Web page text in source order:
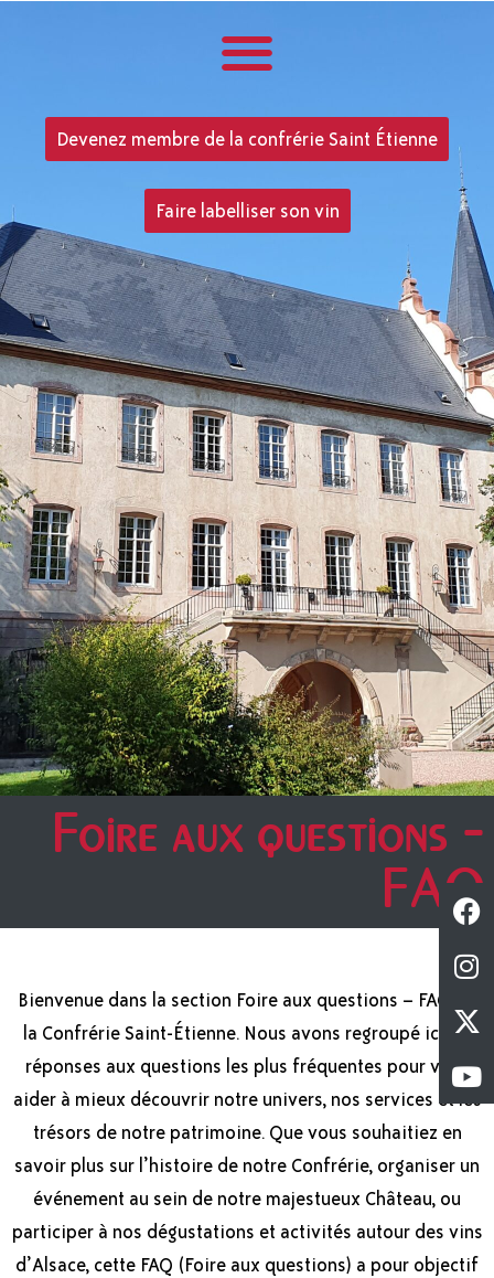
Devenez membre de la confrérie Saint Étienne
Faire labelliser son vin
Foire aux questions -
FAQ
Bienvenue dans la section Foire aux questions – FAQ de
la Confrérie Saint-Étienne. Nous avons regroupé ici les
réponses aux questions les plus fréquentes pour vous
aider à mieux découvrir notre univers, nos services et les
trésors de notre patrimoine. Que vous souhaitiez en
savoir plus sur l’histoire de notre Confrérie, organiser un
événement au sein de notre majestueux Château, ou
participer à nos dégustations et activités autour des vins
d’Alsace, cette FAQ (Foire aux questions) a pour objectif